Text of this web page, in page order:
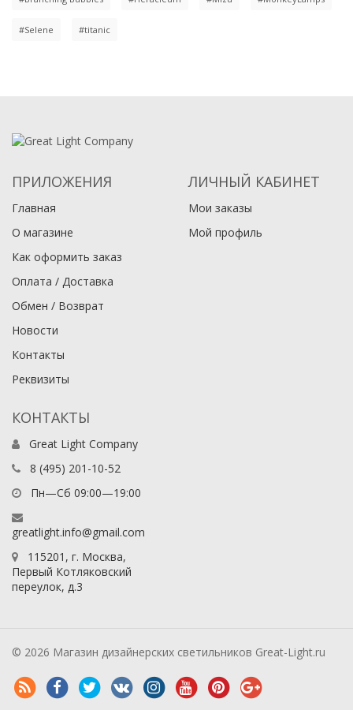
#Selene #titanic
ПРИЛОЖЕНИЯ
Главная
О магазине
Как оформить заказ
Оплата / Доставка
Обмен / Возврат
Новости
Контакты
Реквизиты
ЛИЧНЫЙ КАБИНЕТ
Мои заказы
Мой профиль
КОНТАКТЫ
Great Light Company
8 (495) 201-10-52
Пн—Сб 09:00—19:00
greatlight.info@gmail.com
115201 , г. Москва,
Первый Котляковский
переулок, д.3
© 2026 Магазин дизайнерских светильников Great-Light.ru